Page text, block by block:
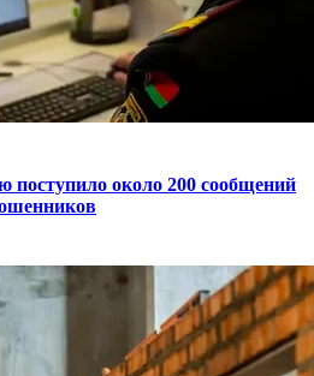
около 200 сообщений